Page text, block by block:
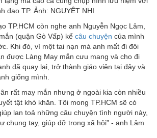
đạo TP. Ảnh: NGUYỆT NHI
TP.HCM còn nghe anh Nguyễn Ngọc Lâm,
(quận Gò Vấp) kể câu chuyện của mình
Khi đó, vì một tai nạn mà anh mất đi đôi
được Làng May mắn cưu mang và cho đi
đã quay lại, trở thành giáo viên tại đây và
giống mình.
rất may mắn nhưng ở ngoài kia còn nhiều
tật khó khăn. Tôi mong TP.HCM sẽ có
lan toả những câu chuyện tình người này,
chung tay, giúp đỡ trong xã hội” - anh Lâm